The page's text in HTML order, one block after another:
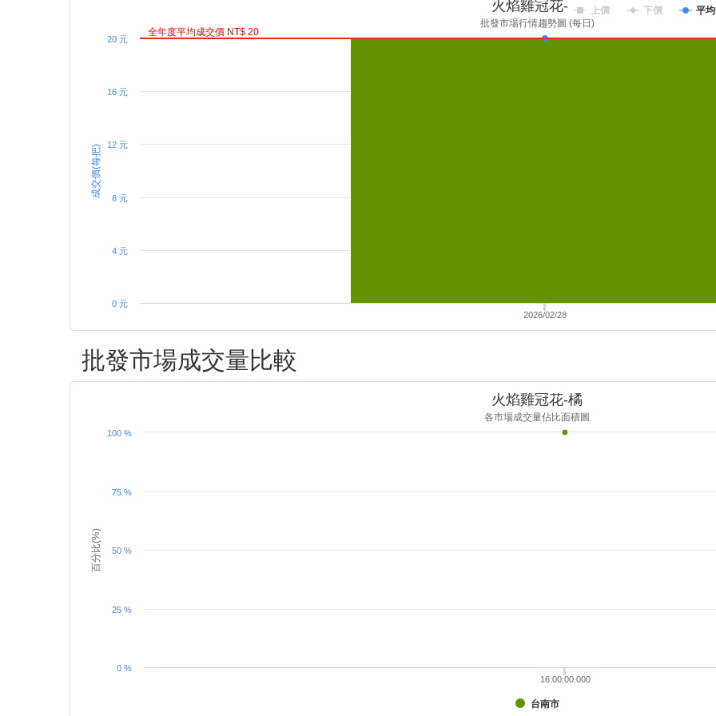
成交價(每把)
火焰雞冠花-橘
批發市場行情趨勢圖 (每日)
上價 下價 平
2026/02/28
0 元
4 元
8 元
12 元
16 元
20 元
全年度平均成交價 NT$ 20
批發市場成交量比較
百分比(%)
火焰雞冠花-橘
各市場成交量佔比面積圖
台南市
16:00:00.000
0 %
25 %
50 %
75 %
100 %